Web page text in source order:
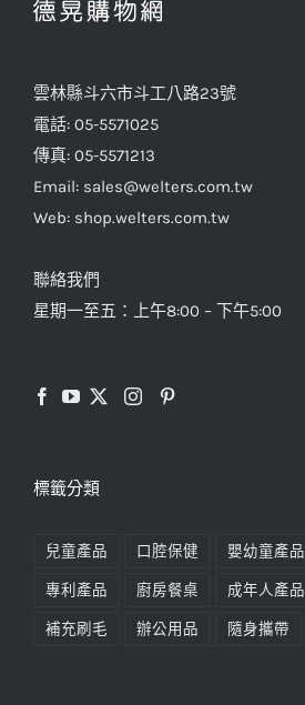
雲林縣斗六市斗工八路23號
電話: 05-5571025
傳真: 05-5571213
Email: sales@welters.com.tw
Web: shop.welters.com.tw
聯絡我們
星期一至五：上午8:00 – 下午5:00
標籤分類
兒童產品 口腔保健 嬰幼童產品
專利產品 廚房餐桌 成年人產品
補充刷毛 辦公用品 隨身攜帶